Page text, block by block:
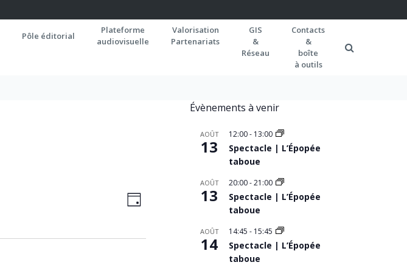
Pôle éditorial
Plateforme
audiovisuelle
Valorisation
Partenariats
GIS
&
Réseau
Contacts
&
boîte
à outils
NAVIGATION
CONSULTATIONS
Navigation
Évènement
JOUR
Évènements à venir
AOÛT
13
12:00- 13:00
Spectacle | L’Épopée
taboue
AOÛT
13
20:00-21:00
Spectacle | L’Épopée
taboue
AOÛT
14
14:45 - 15:45
Spectacle | L’Épopée
taboue